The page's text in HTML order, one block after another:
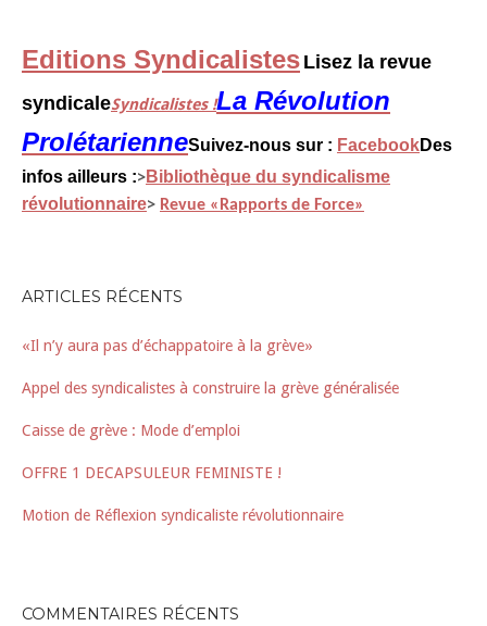
Editions Syndicalistes Lisez la revue
syndicaleSyndicalistes !La Révolution
ProlétarienneSuivez-nous sur : FacebookDes
infos ailleurs :>Bibliothèque du syndicalisme
révolutionnaire> Revue «Rapports de Force»
ARTICLES RÉCENTS
«Il n’y aura pas d’échappatoire à la grève»
Appel des syndicalistes à construire la grève généralisée
Caisse de grève : Mode d’emploi
OFFRE 1 DECAPSULEUR FEMINISTE !
Motion de Réflexion syndicaliste révolutionnaire
COMMENTAIRES RÉCENTS